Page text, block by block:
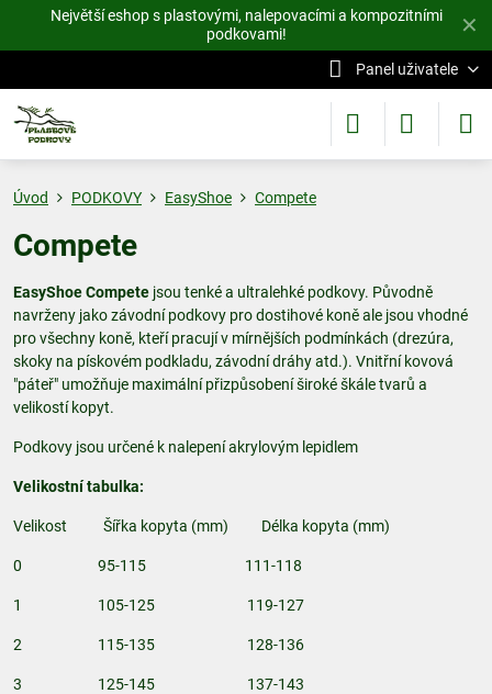
✕
Největší eshop s plastovými, nalepovacími a kompozitními
podkovami!
Panel uživatele
Úvod PODKOVY EasyShoe Compete
Compete
EasyShoe Compete jsou tenké a ultralehké podkovy. Původně
navrženy jako závodní podkovy pro dostihové koně ale jsou vhodné
pro všechny koně, kteří pracují v mírnějších podmínkách (drezúra,
skoky na pískovém podkladu, závodní dráhy atd.). Vnitřní kovová
"páteř" umožňuje maximální přizpůsobení široké škále tvarů a
velikostí kopyt.
Podkovy jsou určené k nalepení akrylovým lepidlem
Velikostní tabulka:
Velikost Šířka kopyta (mm) Délka kopyta (mm)
0 95-115 111-118
1 105-125 119-127
2 115-135 128-136
3 125-145 137-143